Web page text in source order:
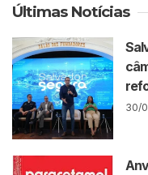
Últimas Notícias
30/